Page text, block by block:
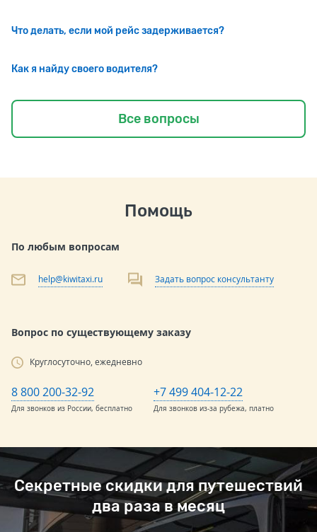
Что делать, если мой рейс задерживается?
Как я найду своего водителя?
Все вопросы
Помощь
По любым вопросам
help@kiwitaxi.ru Задать вопрос консультанту
Вопрос по существующему заказу
Круглосуточно, ежедневно
8 800 200-32-92
Для звонков из России, бесплатно
+7 499 404-12-22
Для звонков из-за рубежа, платно
Секретные скидки для путешествий
два раза в месяц